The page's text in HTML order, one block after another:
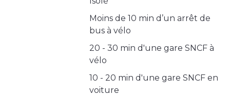
Moins de 10 min d’un arrêt de
bus à vélo
20 - 30 min d'une gare SNCF à
vélo
10 - 20 min d'une gare SNCF en
voiture